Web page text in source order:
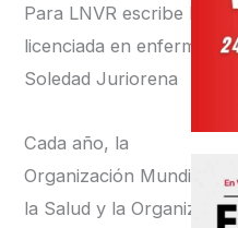
Para LNVR escribe la
licenciada en enfermería
Soledad Juriorena
Cada año, la
Organización Mundial de
la Salud y la Organización